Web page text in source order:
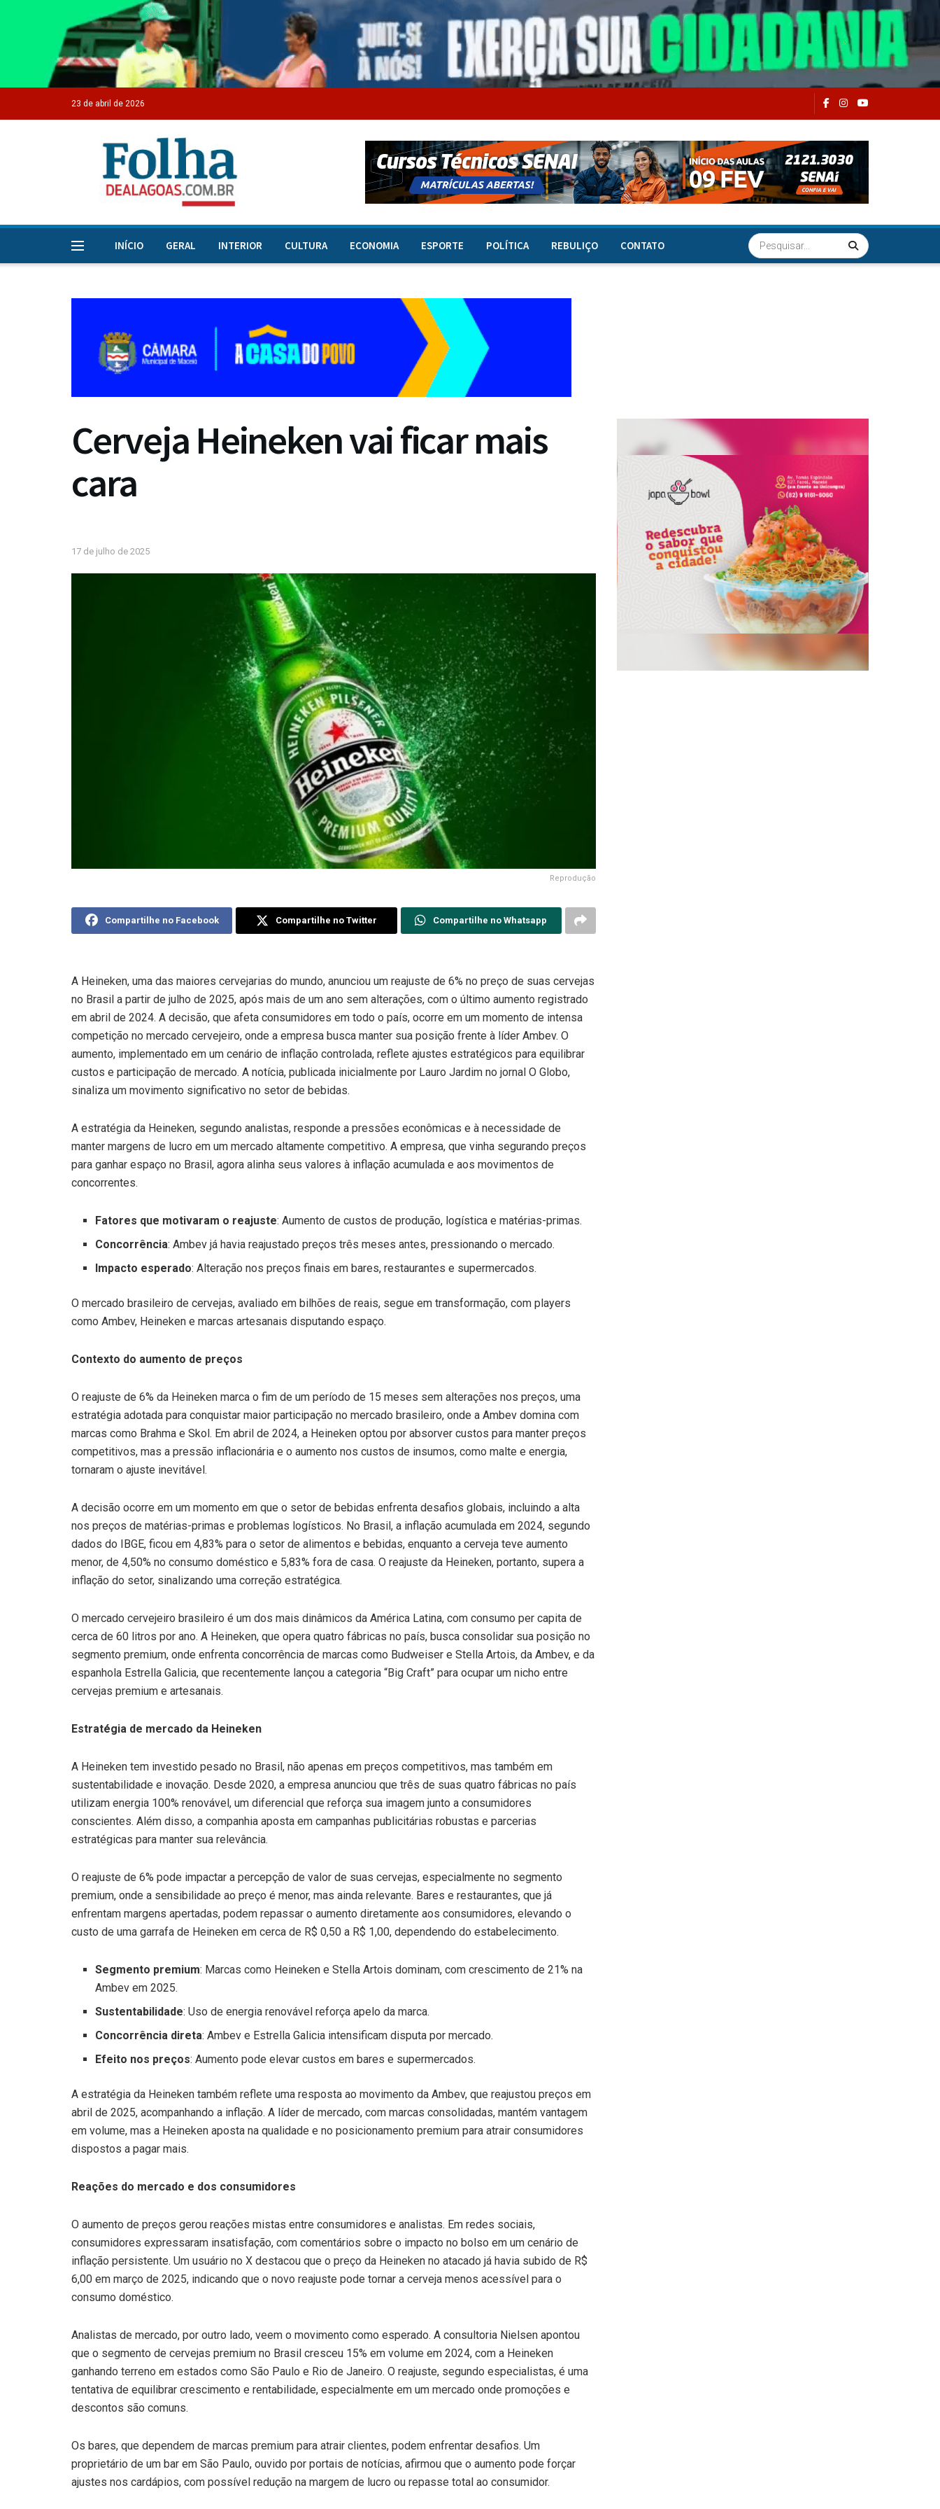
23 de abril de 2026
INÍCIO GERAL INTERIOR CULTURA ECONOMIA ESPORTE POLÍTICA REBULIÇO CONTATO
Cerveja Heineken vai ficar mais
cara
17 de julho de 2025
Reprodução
Compartilhe no Facebook Compartilhe no Twitter Compartilhe no Whatsapp
A Heineken, uma das maiores cervejarias do mundo, anunciou um reajuste de 6% no preço de suas cervejas
no Brasil a partir de julho de 2025, após mais de um ano sem alterações, com o último aumento registrado
em abril de 2024. A decisão, que afeta consumidores em todo o país, ocorre em um momento de intensa
competição no mercado cervejeiro, onde a empresa busca manter sua posição frente à líder Ambev. O
aumento, implementado em um cenário de inflação controlada, reflete ajustes estratégicos para equilibrar
custos e participação de mercado. A notícia, publicada inicialmente por Lauro Jardim no jornal O Globo,
sinaliza um movimento significativo no setor de bebidas.
A estratégia da Heineken, segundo analistas, responde a pressões econômicas e à necessidade de
manter margens de lucro em um mercado altamente competitivo. A empresa, que vinha segurando preços
para ganhar espaço no Brasil, agora alinha seus valores à inflação acumulada e aos movimentos de
concorrentes.
Fatores que motivaram o reajuste: Aumento de custos de produção, logística e matérias-primas.
Concorrência: Ambev já havia reajustado preços três meses antes, pressionando o mercado.
Impacto esperado: Alteração nos preços finais em bares, restaurantes e supermercados.
O mercado brasileiro de cervejas, avaliado em bilhões de reais, segue em transformação, com players
como Ambev, Heineken e marcas artesanais disputando espaço.
Contexto do aumento de preços
O reajuste de 6% da Heineken marca o fim de um período de 15 meses sem alterações nos preços, uma
estratégia adotada para conquistar maior participação no mercado brasileiro, onde a Ambev domina com
marcas como Brahma e Skol. Em abril de 2024, a Heineken optou por absorver custos para manter preços
competitivos, mas a pressão inflacionária e o aumento nos custos de insumos, como malte e energia,
tornaram o ajuste inevitável.
A decisão ocorre em um momento em que o setor de bebidas enfrenta desafios globais, incluindo a alta
nos preços de matérias-primas e problemas logísticos. No Brasil, a inflação acumulada em 2024, segundo
dados do IBGE, ficou em 4,83% para o setor de alimentos e bebidas, enquanto a cerveja teve aumento
menor, de 4,50% no consumo doméstico e 5,83% fora de casa. O reajuste da Heineken, portanto, supera a
inflação do setor, sinalizando uma correção estratégica.
O mercado cervejeiro brasileiro é um dos mais dinâmicos da América Latina, com consumo per capita de
cerca de 60 litros por ano. A Heineken, que opera quatro fábricas no país, busca consolidar sua posição no
segmento premium, onde enfrenta concorrência de marcas como Budweiser e Stella Artois, da Ambev, e da
espanhola Estrella Galicia, que recentemente lançou a categoria “Big Craft” para ocupar um nicho entre
cervejas premium e artesanais.
Estratégia de mercado da Heineken
A Heineken tem investido pesado no Brasil, não apenas em preços competitivos, mas também em
sustentabilidade e inovação. Desde 2020, a empresa anunciou que três de suas quatro fábricas no país
utilizam energia 100% renovável, um diferencial que reforça sua imagem junto a consumidores
conscientes. Além disso, a companhia aposta em campanhas publicitárias robustas e parcerias
estratégicas para manter sua relevância.
O reajuste de 6% pode impactar a percepção de valor de suas cervejas, especialmente no segmento
premium, onde a sensibilidade ao preço é menor, mas ainda relevante. Bares e restaurantes, que já
enfrentam margens apertadas, podem repassar o aumento diretamente aos consumidores, elevando o
custo de uma garrafa de Heineken em cerca de R$ 0,50 a R$ 1,00, dependendo do estabelecimento.
Segmento premium: Marcas como Heineken e Stella Artois dominam, com crescimento de 21% na
Ambev em 2025.
Sustentabilidade: Uso de energia renovável reforça apelo da marca.
Concorrência direta: Ambev e Estrella Galicia intensificam disputa por mercado.
Efeito nos preços: Aumento pode elevar custos em bares e supermercados.
A estratégia da Heineken também reflete uma resposta ao movimento da Ambev, que reajustou preços em
abril de 2025, acompanhando a inflação. A líder de mercado, com marcas consolidadas, mantém vantagem
em volume, mas a Heineken aposta na qualidade e no posicionamento premium para atrair consumidores
dispostos a pagar mais.
Reações do mercado e dos consumidores
O aumento de preços gerou reações mistas entre consumidores e analistas. Em redes sociais,
consumidores expressaram insatisfação, com comentários sobre o impacto no bolso em um cenário de
inflação persistente. Um usuário no X destacou que o preço da Heineken no atacado já havia subido de R$
6,00 em março de 2025, indicando que o novo reajuste pode tornar a cerveja menos acessível para o
consumo doméstico.
Analistas de mercado, por outro lado, veem o movimento como esperado. A consultoria Nielsen apontou
que o segmento de cervejas premium no Brasil cresceu 15% em volume em 2024, com a Heineken
ganhando terreno em estados como São Paulo e Rio de Janeiro. O reajuste, segundo especialistas, é uma
tentativa de equilibrar crescimento e rentabilidade, especialmente em um mercado onde promoções e
descontos são comuns.
Os bares, que dependem de marcas premium para atrair clientes, podem enfrentar desafios. Um
proprietário de um bar em São Paulo, ouvido por portais de notícias, afirmou que o aumento pode forçar
ajustes nos cardápios, com possível redução na margem de lucro ou repasse total ao consumidor.